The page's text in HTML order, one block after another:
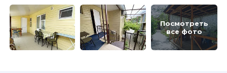
Посмотреть
все фото